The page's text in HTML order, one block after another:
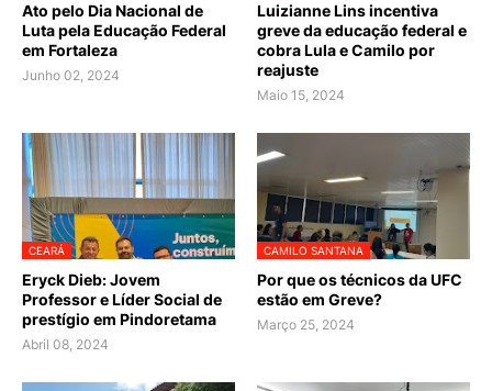
Ato pelo Dia Nacional de
Luta pela Educação Federal
em Fortaleza
Junho 02, 2024
Luizianne Lins incentiva
greve da educação federal e
cobra Lula e Camilo por
reajuste
Maio 15, 2024
CEARÁ
Eryck Dieb: Jovem
Professor e Líder Social de
prestígio em Pindoretama
Abril 08, 2024
CAMILO SANTANA
Por que os técnicos da UFC
estão em Greve?
Março 25, 2024